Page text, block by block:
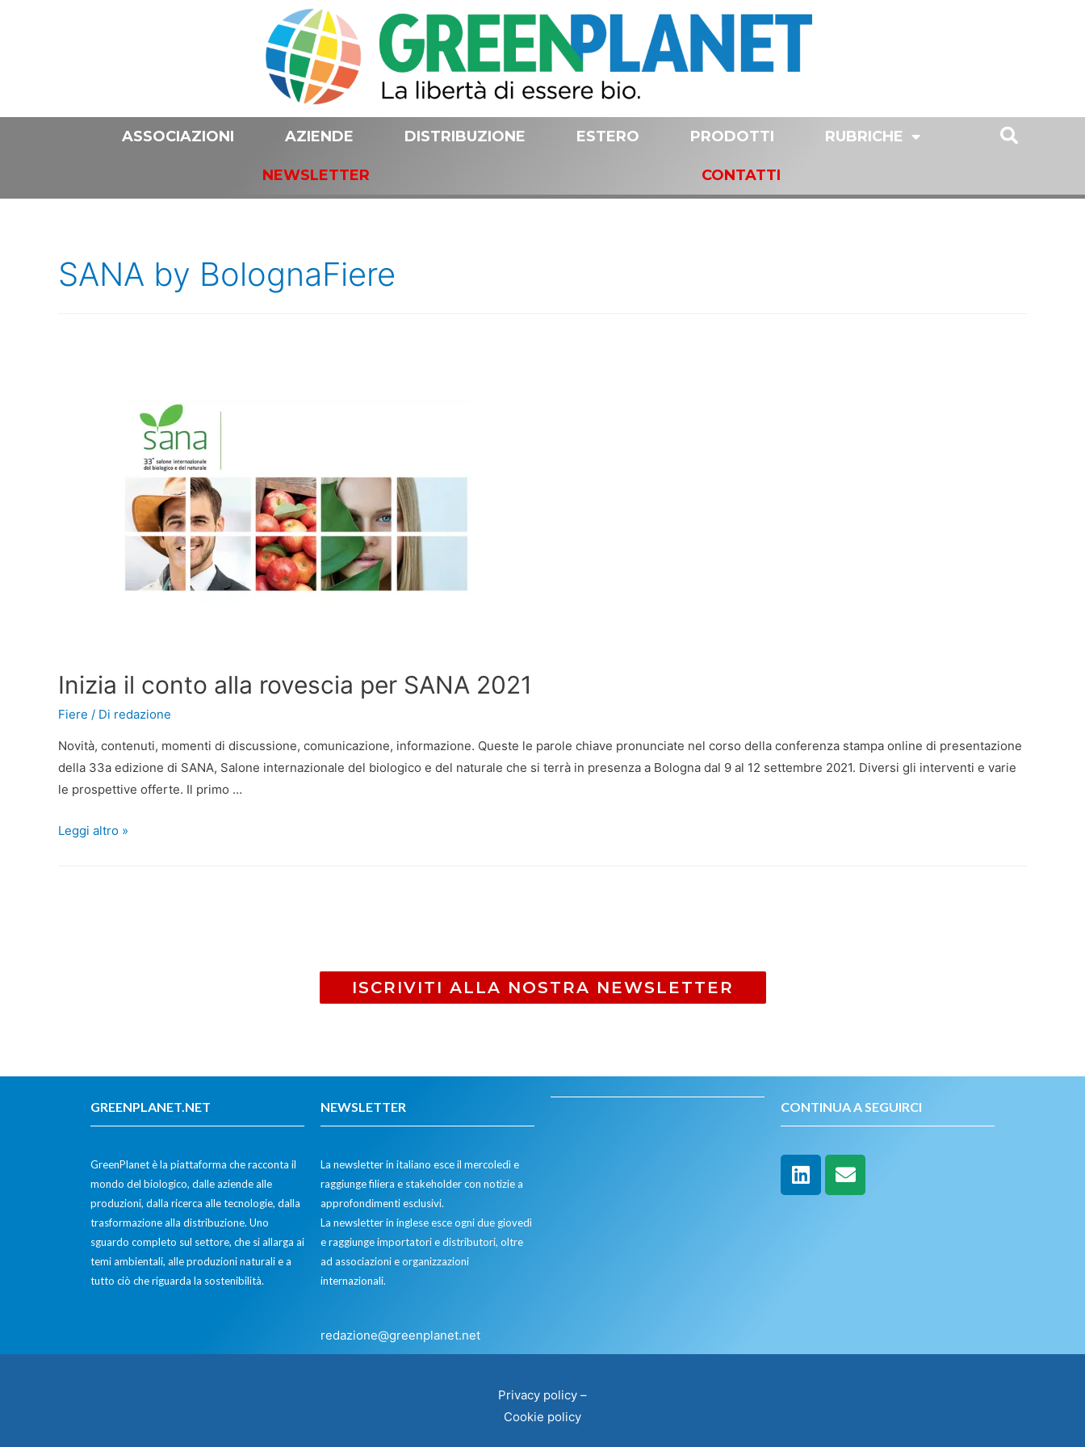
ASSOCIAZIONI AZIENDE DISTRIBUZIONE ESTERO PRODOTTI RUBRICHE
NEWSLETTER CONTATTI
SANA by BolognaFiere
Inizia il conto alla rovescia per SANA 2021
Fiere / Di redazione
Novità, contenuti, momenti di discussione, comunicazione, informazione. Queste le parole chiave pronunciate nel corso della conferenza stampa online di presentazione
della 33a edizione di SANA, Salone internazionale del biologico e del naturale che si terrà in presenza a Bologna dal 9 al 12 settembre 2021. Diversi gli interventi e varie
le prospettive offerte. Il primo …
Leggi altro »
ISCRIVITI ALLA NOSTRA NEWSLETTER
GREENPLANET.NET
GreenPlanet è la piattaforma che racconta il
mondo del biologico, dalle aziende alle
produzioni, dalla ricerca alle tecnologie, dalla
trasformazione alla distribuzione. Uno
sguardo completo sul settore, che si allarga ai
temi ambientali, alle produzioni naturali e a
tutto ciò che riguarda la sostenibilità.
NEWSLETTER
La newsletter in italiano esce il mercoledì e
raggiunge filiera e stakeholder con notizie a
approfondimenti esclusivi.
La newsletter in inglese esce ogni due giovedì
e raggiunge importatori e distributori, oltre
ad associazioni e organizzazioni
internazionali.
redazione@greenplanet.net
CONTINUA A SEGUIRCI
Privacy policy –
Cookie policy